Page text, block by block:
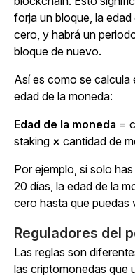
forja un bloque, la
cero, y habrá un
bloque de nuevo.
Así es como se calcula
edad de la moneda:
Edad de la moneda =
staking × cantidad de
Por ejemplo, si solo
20 días, la edad de la
cero hasta que puedas
Reguladores del
Las reglas son
las criptomonedas que